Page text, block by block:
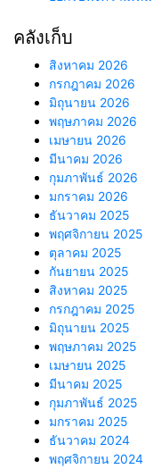
คลังเก็บ
สิงหาคม 2026
กรกฎาคม 2026
มิถุนายน 2026
พฤษภาคม 2026
เมษายน 2026
มีนาคม 2026
กุมภาพันธ์ 2026
มกราคม 2026
ธันวาคม 2025
พฤศจิกายน 2025
ตุลาคม 2025
กันยายน 2025
สิงหาคม 2025
กรกฎาคม 2025
มิถุนายน 2025
พฤษภาคม 2025
เมษายน 2025
มีนาคม 2025
กุมภาพันธ์ 2025
มกราคม 2025
ธันวาคม 2024
พฤศจิกายน 2024